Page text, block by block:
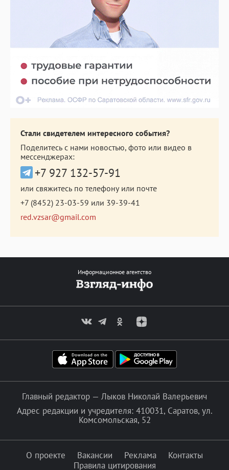
Стали свидетелем интересного события?
Поделитесь с нами новостью, фото или видео в
мессенджерах:
+7 927 132-57-91
или свяжитесь по телефону или почте
+7 (8452) 23-03-59 или 39-39-41
red.vzsar@gmail.com
Информационное агентство
Главный редактор — Лыков Николай Валерьевич
Адрес редакции и учредителя: 410031, Саратов, ул.
Комсомольская, 52
О проекте Вакансии Реклама
Контакты
Правила цитирования